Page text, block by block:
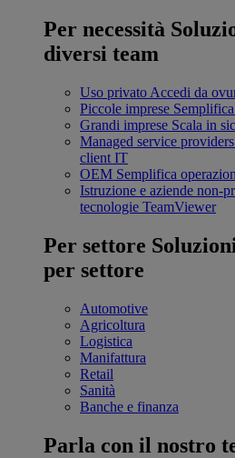
Per necessità
diversi team
Uso privato Accedi da
Piccole imprese
Grandi imprese Scala in
Managed service providers
client IT
OEM Semplifica
Istruzione e aziende non-
tecnologie TeamViewer
Per settore
per settore
Automotive
Agricoltura
Logistica
Manifattura
Retail
Sanità
Banche e finanza
Parla con il nostro